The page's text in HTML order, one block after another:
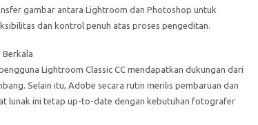
gambar antara Lightroom dan Photoshop untuk
dan kontrol penuh atas proses pengeditan.
Berkala
Lightroom Classic CC mendapatkan dukungan dari
Selain itu, Adobe secara rutin merilis pembaruan dan
lunak ini tetap up-to-date dengan kebutuhan fotografer